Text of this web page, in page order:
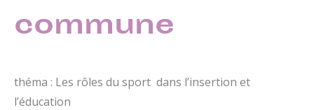
commune
théma : Les rôles du sport dans l’insertion et
l’éducation